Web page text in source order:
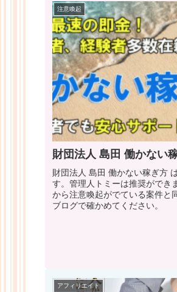
注意喚起
財団法人 島田 働かない
財団法人 島田 働かない稼ぎ方
す。管理人トミーは推奨ができ
から注意喚起がでている案件と
ブログで確かめてください。
アフィリエイト